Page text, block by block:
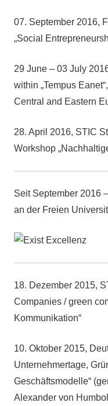
07. September 2016,
„Social
29 June – 03 July
within „Tempus
Central and Eastern
28. April 2016, STIC
Workshop
Seit September 2016
an der Freien
18. Dezember 2015,
Companies / green
Kommunikation“
10. Oktober 2015,
Unternehmertage,
Geschäftsmodelle“
Alexander von